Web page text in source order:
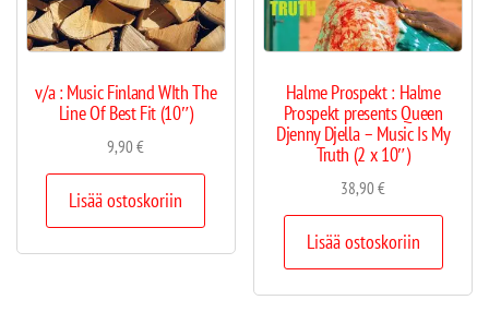
v/a : Music Finland WIth The
Line Of Best Fit (10″)
9,90€
Lisää ostoskoriin
Halme Prospekt : Halme
Prospekt presents Queen
Djenny Djella – Music Is My
Truth (2 x 10″)
38,90€
Lisää ostoskoriin